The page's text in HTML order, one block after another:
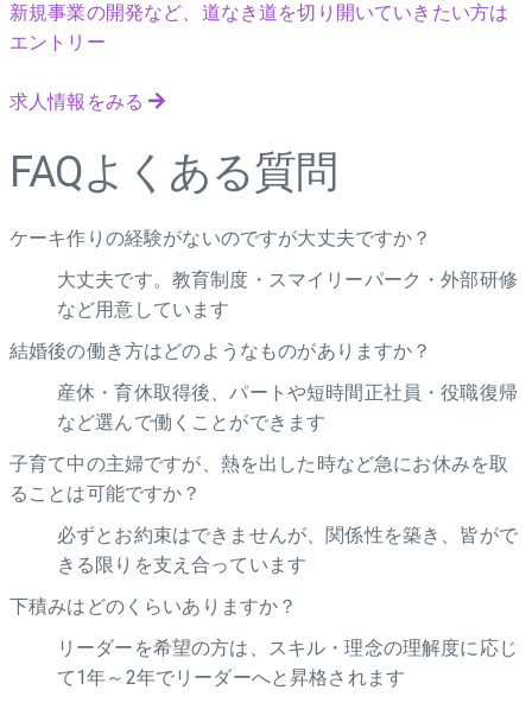
新規事業の開発など、道なき道を切り開いていきたい方は
エントリー
求人情報をみる
FAQよくある質問
ケーキ作りの経験がないのですが大丈夫ですか？
大丈夫です。教育制度・スマイリーパーク・外部研修
など用意しています
結婚後の働き方はどのようなものがありますか？
産休・育休取得後、パートや短時間正社員・役職復帰
など選んで働くことができます
子育て中の主婦ですが、熱を出した時など急にお休みを取
ることは可能ですか？
必ずとお約束はできませんが、関係性を築き、皆がで
きる限りを支え合っています
下積みはどのくらいありますか？
リーダーを希望の方は、スキル・理念の理解度に応じ
て1年～2年でリーダーへと昇格されます